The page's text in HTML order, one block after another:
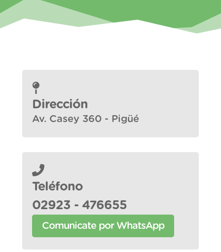
Dirección
Av. Casey 360 - Pigüé
Teléfono
02923 - 476655
Comunicate por WhatsApp